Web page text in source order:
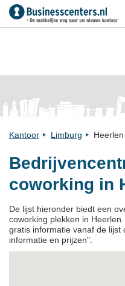
Kantoor Limburg Heerlen
coworking in
De lijst hieronder biedt een
coworking plekken in
gratis informatie vanaf de lijst
informatie en prijzen".